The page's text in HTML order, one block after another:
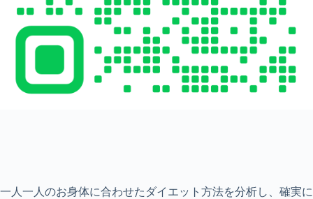
一人一人のお身体に合わせたダイエット方法を分析し、確実に